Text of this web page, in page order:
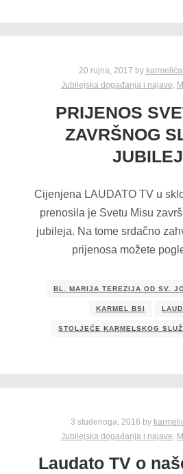
20 rujna, 2017 by
Jubilejska događanja i najave,
PRIJENOS
ZAVRŠNOG
Cijenjena LAUDATO TV u
prenosila je Svetu Misu
jubileja. Na tome srdačno
prijenosa možete
BL. MARIJA TEREZIJA OD SV.
KARMEL BSI
STOLJEĆE KARMELSKOG
3 studenoga, 2016 by
Jubilejska događanja i najave,
Laudato TV o